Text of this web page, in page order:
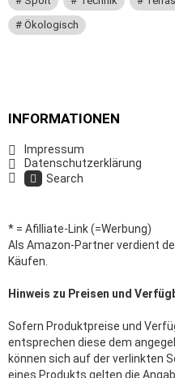
Ökologisch
INFORMATIONEN
Impressum
Datenschutzerklärung
Search
* = Afilliate-Link (=Werbung)
Als Amazon-Partner verdient
Käufen.
Hinweis zu Preisen und
Sofern Produktpreise und
entsprechen diese dem
können sich auf der verlinkten
eines Produkts gelten die